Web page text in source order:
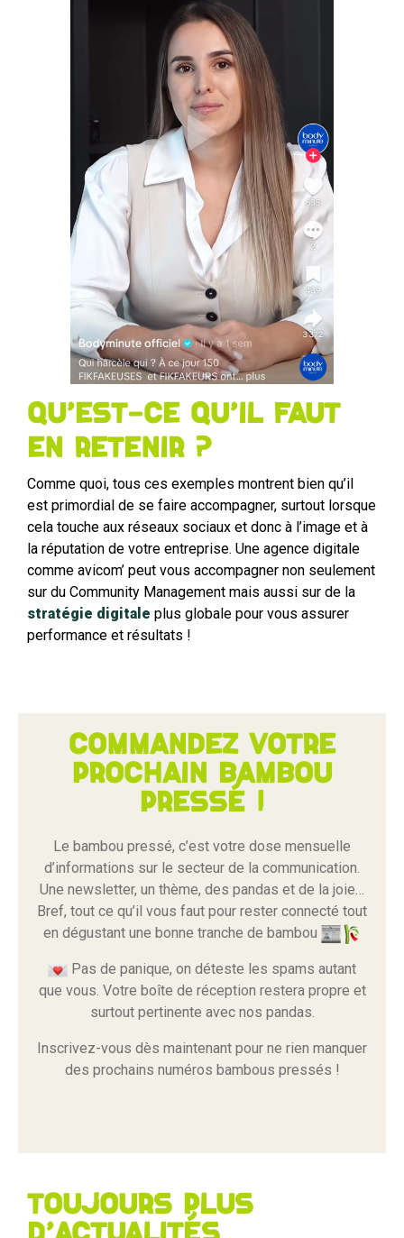
Qu’est-ce qu’il faut
en retenir ?
Comme quoi, tous ces exemples montrent bien qu’il
est primordial de se faire accompagner, surtout lorsque
cela touche aux réseaux sociaux et donc à l’image et à
la réputation de votre entreprise. Une agence digitale
comme avicom’ peut vous accompagner non seulement
sur du Community Management mais aussi sur de la
stratégie digitale plus globale pour vous assurer
performance et résultats !
Commandez votre
prochain bambou
pressé !
Le bambou pressé, c’est votre dose mensuelle
d’informations sur le secteur de la communication.
Une newsletter, un thème, des pandas et de la joie…
Bref, tout ce qu’il vous faut pour rester connecté tout
en dégustant une bonne tranche de bambou
Pas de panique, on déteste les spams autant
que vous. Votre boîte de réception restera propre et
surtout pertinente avec nos pandas.
Inscrivez-vous dès maintenant pour ne rien manquer
des prochains numéros bambous pressés !
Toujours plus